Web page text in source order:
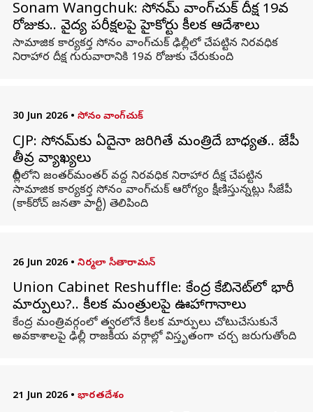
Sonam Wangchuk: సోనమ్‌ వాంగ్‌చుక్‌ దీక్ష 19వ
రోజుకు.. వైద్య పరీక్షలపై హైకోర్టు కీలక ఆదేశాలు
సామాజిక కార్యకర్త సోనం వాంగ్‌చుక్‌ ఢిల్లీలో చేపట్టిన నిరవధిక
నిరాహార దీక్ష గురువారానికి 19వ రోజుకు చేరుకుంది.
30 Jun 2026 • సోనం వాంగ్‌చుక్
CJP: సోనమ్‌కు ఏదైనా జరిగితే మంత్రిదే బాధ్యత.. సీజేపీ
తీవ్ర వ్యాఖ్యలు
దిల్లీలోని జంతర్‌మంతర్ వద్ద నిరవధిక నిరాహార దీక్ష చేపట్టిన
సామాజిక కార్యకర్త సోనం వాంగ్‌చుక్ ఆరోగ్యం క్షీణిస్తున్నట్లు సీజేపీ
(కాక్‌రోచ్ జనతా పార్టీ) తెలిపింది.
26 Jun 2026 • నిర్మలా సీతారామన్
Union Cabinet Reshuffle: కేంద్ర కేబినెట్‌లో భారీ
మార్పులు?.. కీలక మంత్రులపై ఊహాగానాలు
కేంద్ర మంత్రివర్గంలో త్వరలోనే కీలక మార్పులు చోటుచేసుకునే
అవకాశాలపై ఢిల్లీ రాజకీయ వర్గాల్లో విస్తృతంగా చర్చ జరుగుతోంది.
21 Jun 2026 • భారతదేశం